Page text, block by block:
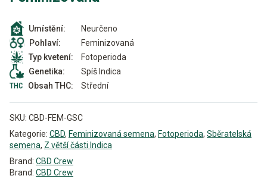
Umístění:
Neurčeno
Pohlaví:
Feminizovaná
Typ kvetení:
Fotoperioda
Genetika:
Spíš Indica
Obsah THC:
Střední
SKU: CBD-FEM-GSC
Kategorie: CBD, Feminizovaná semena, Fotoperioda, Sběratelská
semena, Z větší části Indica
Brand: CBD Crew
Brand: CBD Crew